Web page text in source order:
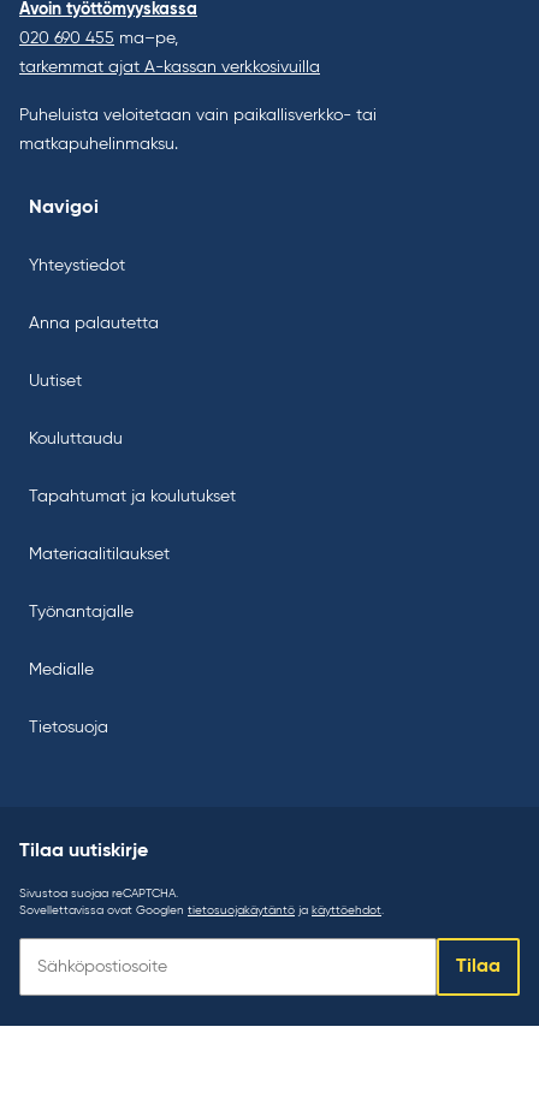
Avoin työttömyyskassa
020 690 455 ma–pe,
tarkemmat ajat A-kassan verkkosivuilla
Puheluista veloitetaan vain paikallisverkko- tai
matkapuhelinmaksu.
Navigoi
Yhteystiedot
Anna palautetta
Uutiset
Kouluttaudu
Tapahtumat ja koulutukset
Materiaalitilaukset
Työnantajalle
Medialle
Tietosuoja
Tilaa uutiskirje
Sivustoa suojaa reCAPTCHA.
Sovellettavissa ovat Googlen tietosuojakäytäntö ja käyttöehdot.
uutiskirje:
Tilaa